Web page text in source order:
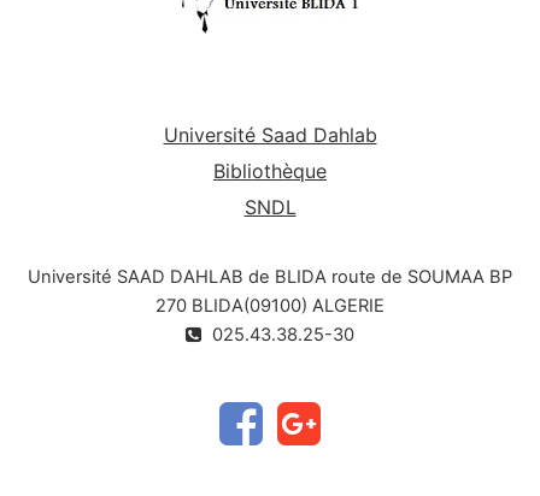
Université Saad Dahlab
Bibliothèque
SNDL
Université SAAD DAHLAB de BLIDA route de SOUMAA BP
270 BLIDA(09100) ALGERIE
025.43.38.25-30